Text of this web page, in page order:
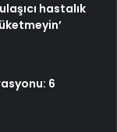
hastalık
6